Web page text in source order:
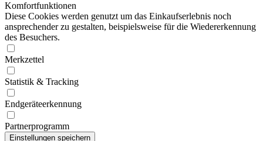
Komfortfunktionen
Diese Cookies werden genutzt um das Einkaufserlebnis noch
ansprechender zu gestalten, beispielsweise für die Wiedererkennung
des Besuchers.
Merkzettel
Statistik & Tracking
Endgeräteerkennung
Partnerprogramm